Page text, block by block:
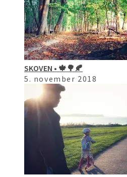
SKOVEN • 🍁🌳🍂
5. november 2018